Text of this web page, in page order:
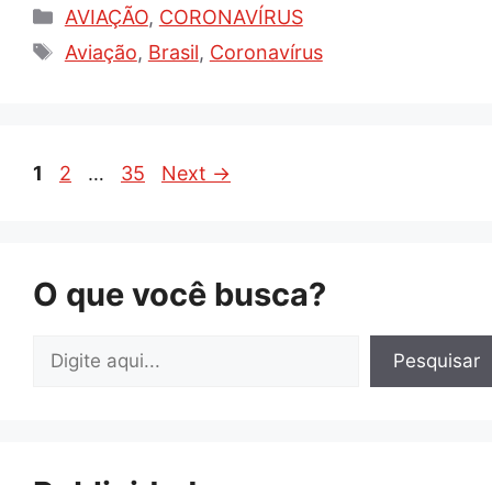
Categorias
AVIAÇÃO, CORONAVÍRUS
Tags
Aviação, Brasil, Coronavírus
Page
1 Page
2 … Page
35 Next →
O que você busca?
Pesquisar Pesquisar